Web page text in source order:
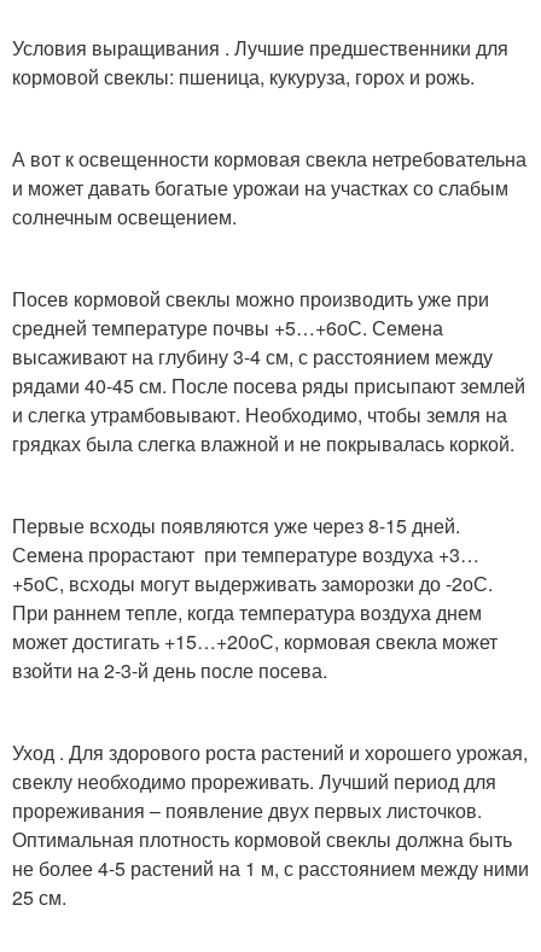
Условия выращивания . Лучшие предшественники для
кормовой свеклы: пшеница, кукуруза, горох и рожь.
А вот к освещенности кормовая свекла нетребовательна
и может давать богатые урожаи на участках со слабым
солнечным освещением.
Посев кормовой свеклы можно производить уже при
средней температуре почвы +5…+6оС. Семена
высаживают на глубину 3-4 см, с расстоянием между
рядами 40-45 см. После посева ряды присыпают землей
и слегка утрамбовывают. Необходимо, чтобы земля на
грядках была слегка влажной и не покрывалась коркой.
Первые всходы появляются уже через 8-15 дней.
Семена прорастают при температуре воздуха +3…
+5оС, всходы могут выдерживать заморозки до -2оС.
При раннем тепле, когда температура воздуха днем
может достигать +15…+20оС, кормовая свекла может
взойти на 2-3-й день после посева.
Уход . Для здорового роста растений и хорошего урожая,
свеклу необходимо прореживать. Лучший период для
прореживания – появление двух первых листочков.
Оптимальная плотность кормовой свеклы должна быть
не более 4-5 растений на 1 м, с расстоянием между ними
25 см.